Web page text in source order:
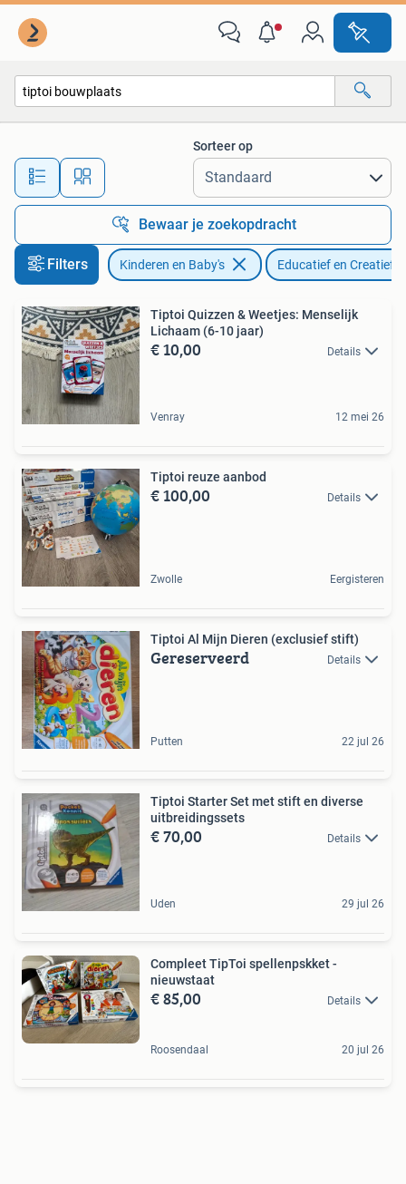
Alle afstanden…
Sorteer op
Bewaar je zoekopdracht
Filters Kinderen en Baby's Educatief en Creatief
Tiptoi Quizzen & Weetjes: Menselijk
Lichaam (6-10 jaar)
€ 10,00 Details
Venray 12 mei 26
Tiptoi reuze aanbod
€ 100,00 Details
Zwolle Eergisteren
Tiptoi Al Mijn Dieren (exclusief stift)
Gereserveerd Details
Putten 22 jul 26
Tiptoi Starter Set met stift en diverse
uitbreidingssets
€ 70,00 Details
Uden 29 jul 26
Compleet TipToi spellenpskket -
nieuwstaat
€ 85,00 Details
Roosendaal 20 jul 26